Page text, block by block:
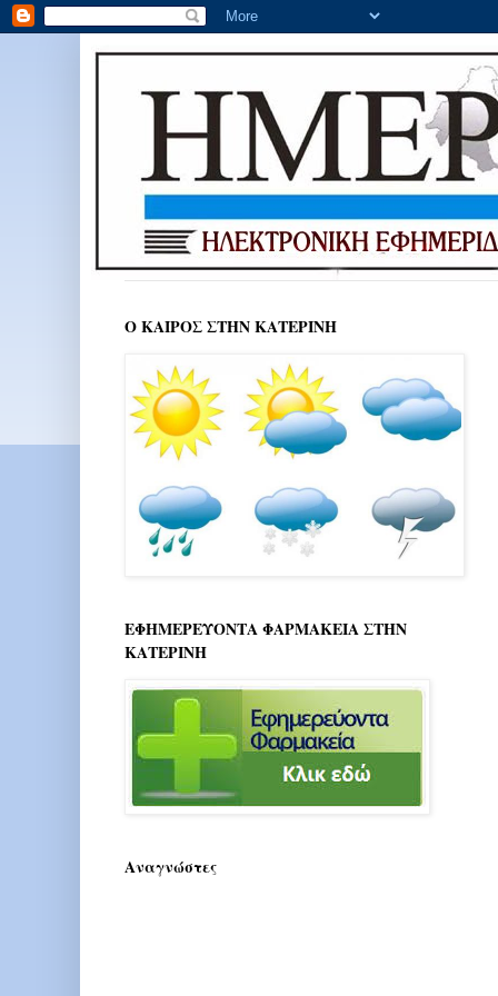
Ο ΚΑΙΡΟΣ ΣΤΗΝ ΚΑΤΕΡΙΝΗ
ΕΦΗΜΕΡΕΥΟΝΤΑ ΦΑΡΜΑΚΕΙΑ ΣΤΗΝ
ΚΑΤΕΡΙΝΗ
Αναγνώστες